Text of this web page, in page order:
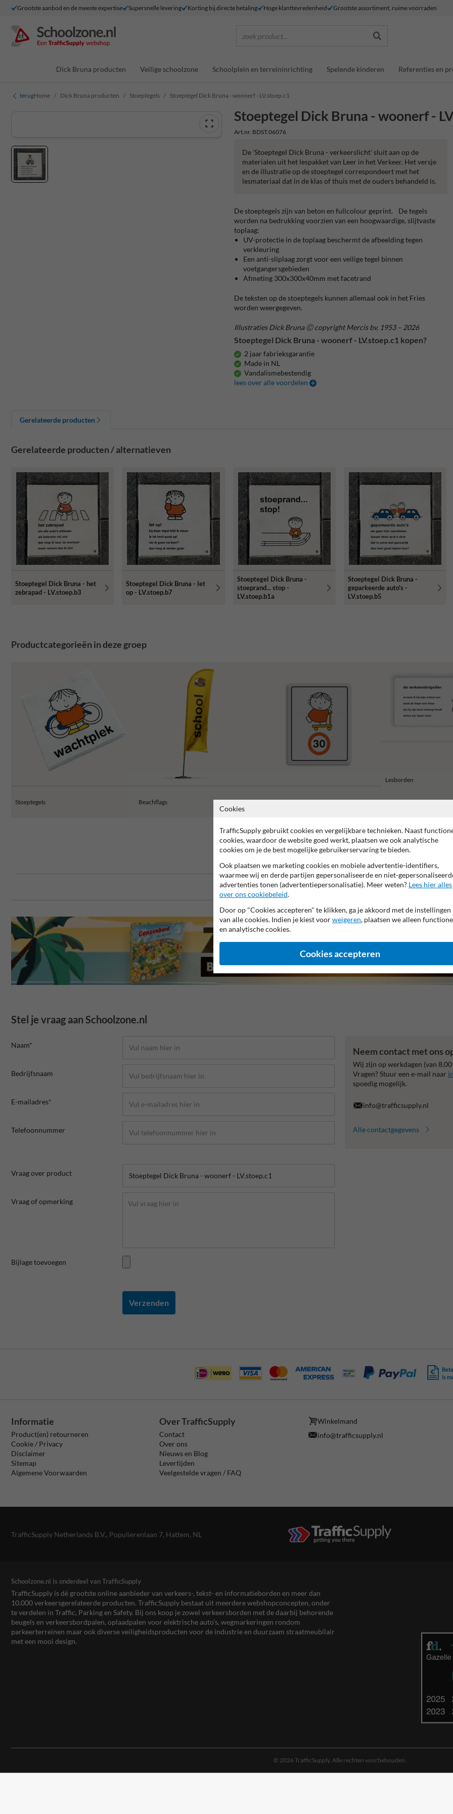
Grootste aanbod en de meeste expertise Supersnelle levering Korting bij directe betaling Hoge klanttevredenheid Grootste assortiment, ruime voorraden
zoek product...
Dick Bruna producten Veilige schoolzone Schoolplein en terreininrichting Spelende kinderen Referenties en
terugHome Dick Bruna producten Stoeptegels Stoeptegel Dick Bruna - woonerf - LV.stoep.c1
Stoeptegel Dick Bruna - woonerf -
Art.nr. BDST.06076
De 'Stoeptegel Dick Bruna - verkeerslicht' sluit aan op de
materialen uit het lespakket van Leer in het Verkeer. Het versje
en de illustratie op de stoeptegel correspondeert met het
lesmateriaal dat in de klas of thuis met de ouders behandeld is.
De stoeptegels zijn van beton en fullcolour geprint. De tegels
worden na bedrukking voorzien van een hoogwaardige, slijtvaste
toplaag:
UV-protectie in de toplaag beschermt de afbeelding tegen
verkleuring
Een anti-sliplaag zorgt voor een veilige tegel binnen
voetgangersgebieden
Afmeting 300x300x40mm met facetrand
De teksten op de stoeptegels kunnen allemaal ook in het Fries
worden weergegeven.
Illustraties Dick Bruna Ⓒ copyright Mercis bv, 1953 – 2026
Stoeptegel Dick Bruna - woonerf - LV.stoep.c1 kopen?
2 jaar fabrieksgarantie
Made in NL
Vandalismebestendig
lees over alle voordelen
Gerelateerde producten
Gerelateerde producten / alternatieven
Stoeptegel Dick Bruna - het
zebrapad - LV.stoep.b3
Stoeptegel Dick Bruna - let
op - LV.stoep.b7
Stoeptegel Dick Bruna -
stoeprand... stop -
LV.stoep.b1a
Stoeptegel Dick Bruna -
geparkeerde auto's -
LV.stoep.b5
Productcategorieën in deze groep
Stoeptegels Beachflags Attentieborden snelheid
Lesborden
2 jaar fabrieksgarantie Made in NL
Stel je vraag aan Schoolzone.nl
Naam*
Bedrijfsnaam
E-mailadres*
Telefoonnummer
Vraag over product
Vraag of opmerking
Bijlage toevoegen
Verzenden
Neem contact met ons
Wij zijn op werkdagen (van
Vragen? Stuur een e-mail naar
spoedig mogelijk.
info@trafficsupply.nl
Alle contactgegevens
is
Informatie
Product(en) retourneren
Cookie / Privacy
Disclaimer
Sitemap
Algemene Voorwaarden
Over TrafficSupply
Contact
Over ons
Nieuws en Blog
Levertijden
Veelgestelde vragen / FAQ
Winkelmand
info@trafficsupply.nl
TrafficSupply Netherlands B.V., Populierenlaan 7, Hattem, NL
Schoolzone.nl is onderdeel van TrafficSupply
TrafficSupply is dé grootste online aanbieder van verkeers-, tekst- en informatieborden en meer dan
10.000 verkeersgerelateerde producten. TrafficSupply bestaat uit meerdere webshopconcepten, onder
te verdelen in Traffic, Parking en Safety. Bij ons koop je zowel verkeersborden met de daarbij behorende
beugels en verkeersbordpalen, oplaadpalen voor elektrische auto’s, wegmarkeringen rondom
parkeerterreinen maar ook diverse veiligheidsproducten voor de industrie en duurzaam straatmeubilair
met een mooi design.
© 2026 TrafficSupply. Alle rechten voorbehouden.
Cookies
TrafficSupply gebruikt cookies en vergelijkbare technieken. Naast
cookies, waardoor de website goed werkt, plaatsen we ook analytische
cookies om je de best mogelijke gebruikerservaring te bieden.
Ook plaatsen we marketing cookies en mobiele advertentie-identifiers,
waarmee wij en derde partijen gepersonaliseerde en niet-
advertenties tonen (advertentiepersonalisatie). Meer weten? Lees hier alles
over ons cookiebeleid.
Door op "Cookies accepteren" te klikken, ga je akkoord met de instellingen
van alle cookies. Indien je kiest voorweigeren, plaatsen we alleen
en analytische cookies.
Cookies accepteren